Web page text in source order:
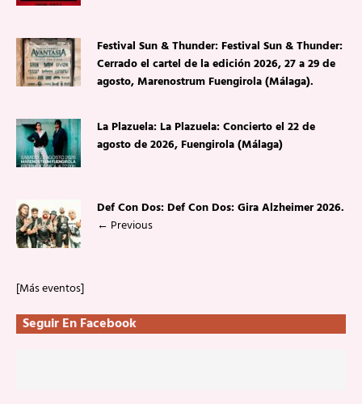
Festival Sun & Thunder: Festival Sun & Thunder:
Cerrado el cartel de la edición 2026, 27 a 29 de
agosto, Marenostrum Fuengirola (Málaga).
La Plazuela: La Plazuela: Concierto el 22 de
agosto de 2026, Fuengirola (Málaga)
Def Con Dos: Def Con Dos: Gira Alzheimer 2026.
← Previous
[Más eventos]
Seguir En Facebook